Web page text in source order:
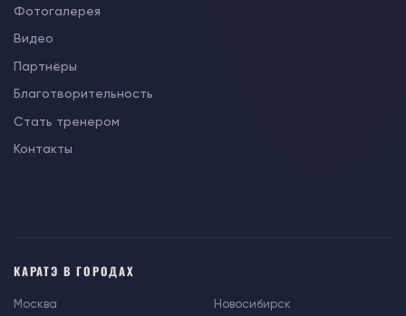
Фотогалерея
Видео
Партнёры
Благотворительность
Стать тренером
Контакты
КАРАТЭ В ГОРОДАХ
Москва Новосибирск